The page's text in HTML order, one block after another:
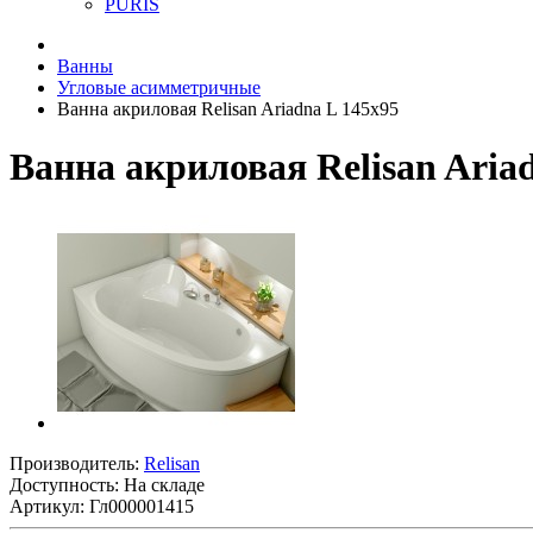
PURIS
Ванны
Угловые асимметричные
Ванна акриловая Relisan Ariadna L 145x95
Ванна акриловая Relisan
Производитель: Relisan
Доступность: На складе
Артикул: Гл000001415